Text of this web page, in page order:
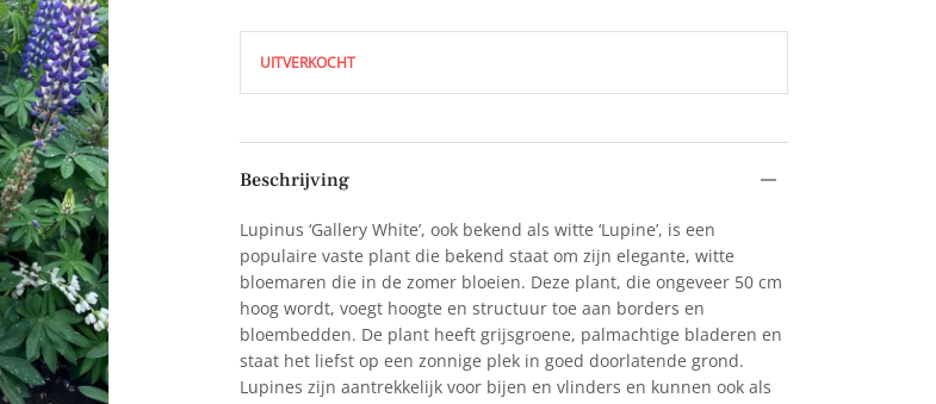
UITVERKOCHT
Beschrijving
Lupinus ‘Gallery White’, ook bekend als witte ‘Lupine’, is een
populaire vaste plant die bekend staat om zijn elegante, witte
bloemaren die in de zomer bloeien. Deze plant, die ongeveer 50 cm
hoog wordt, voegt hoogte en structuur toe aan borders en
bloembedden. De plant heeft grijsgroene, palmachtige bladeren en
staat het liefst op een zonnige plek in goed doorlatende grond.
Lupines zijn aantrekkelijk voor bijen en vlinders en kunnen ook als